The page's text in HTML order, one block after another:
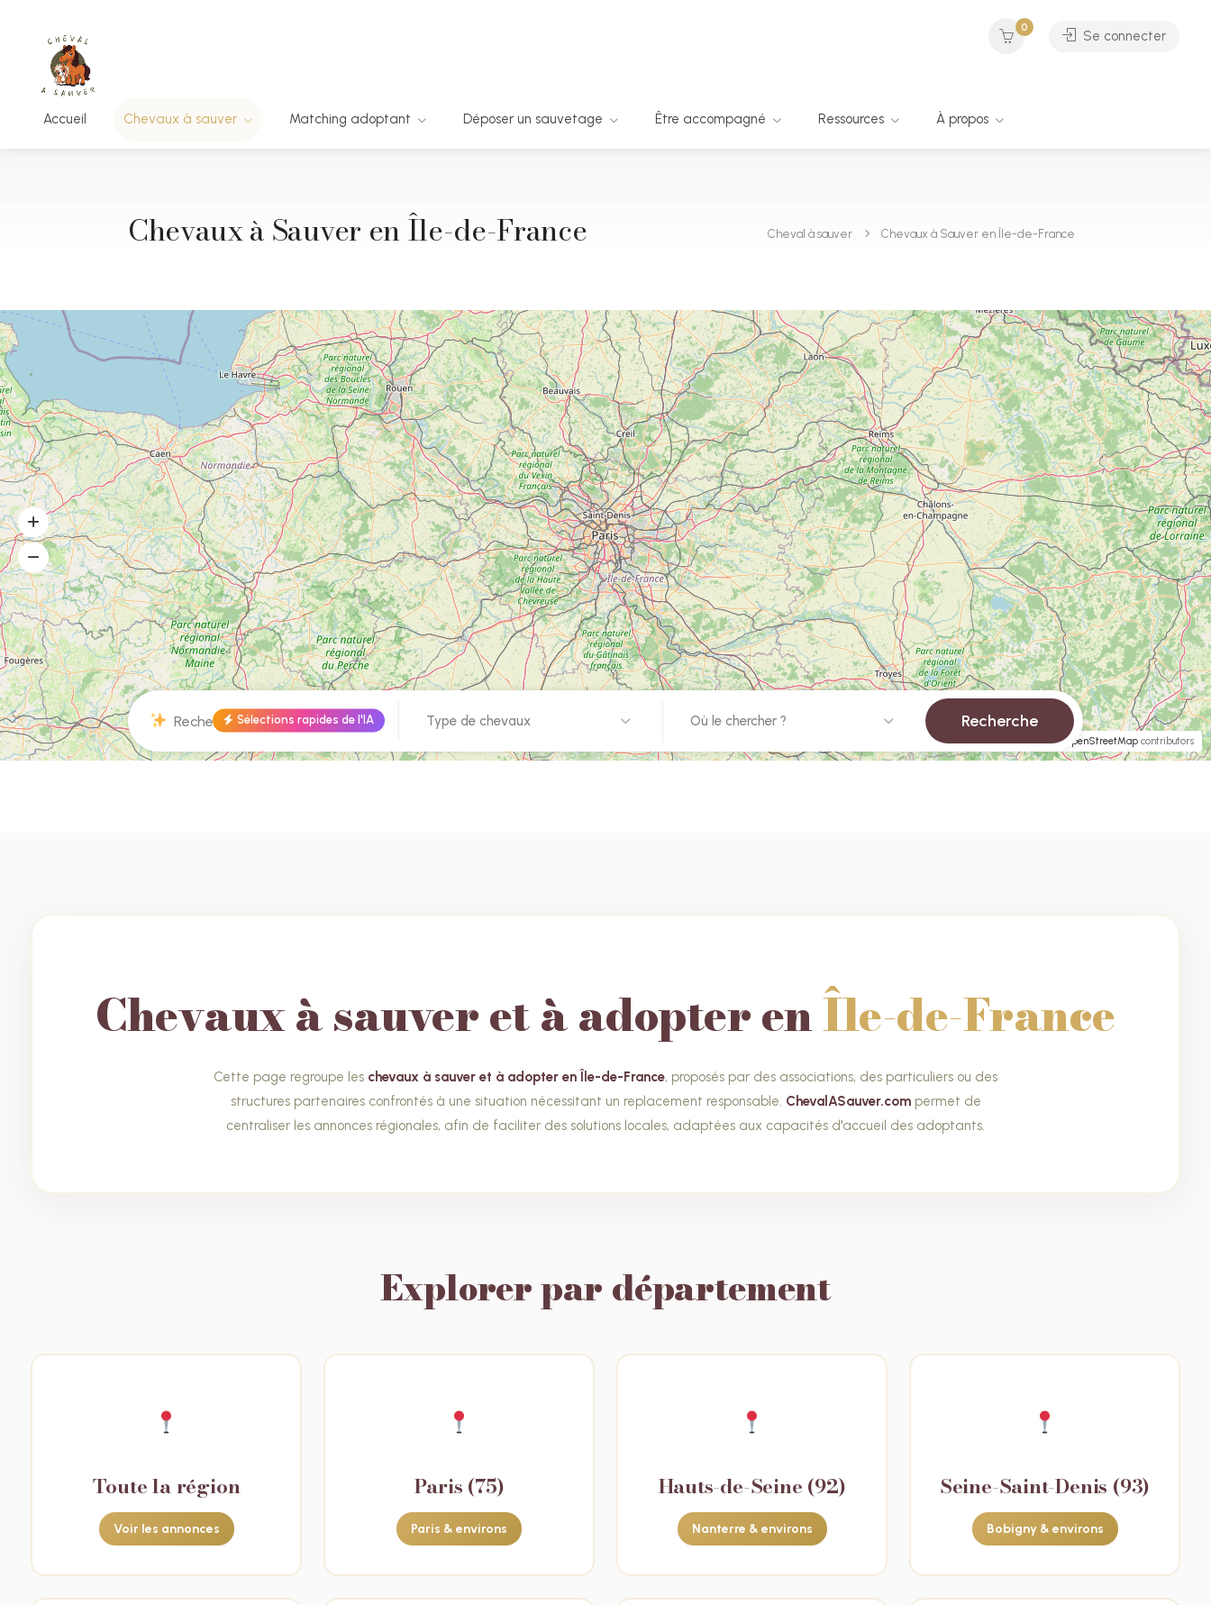
Accueil Chevaux à sauver Matching adoptant Déposer un sauvetage Être accompagné Ressources À propos
0
Se connecter
Chevaux à Sauver en Île-de-France Cheval à sauver Chevaux à Sauver en Île-de-France
Leaflet| ©OpenStreetMap contributors
Sélections rapides de l'IA Type de chevaux Où le chercher ? Recherche
Chevaux à sauver et à adopter enÎle-de-France
Cette page regroupe les chevaux à sauver et à adopter en Île-de-France, proposés par des associations, des particuliers ou des
structures partenaires confrontés à une situation nécessitant un replacement responsable. ChevalASauver.compermet de
centraliser les annonces régionales, afin de faciliter des solutions locales, adaptées aux capacités d'accueil des adoptants.
Explorer par département
Toute la région
Voir les annonces
Paris (75)
Paris & environs
Hauts-de-Seine (92)
Nanterre & environs
Seine-Saint-Denis (93)
Bobigny & environs